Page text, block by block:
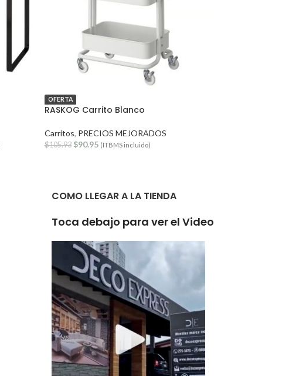
OFERTA
RASKOG Carrito Blanco
Carritos, PRECIOS MEJORADOS
$105.93 $90.95 (ITBMS incluido)
COMO LLEGAR A LA TIENDA
Toca debajo para ver el Video